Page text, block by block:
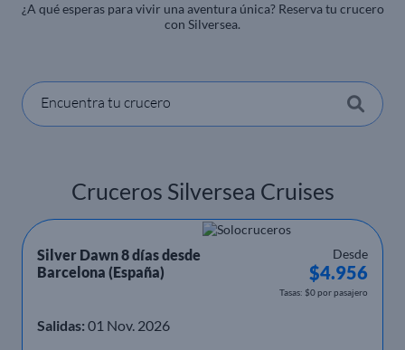
¿A qué esperas para vivir una aventura única? Reserva tu crucero
con Silversea.
Encuentra tu crucero
Cruceros Silversea Cruises
Silver Dawn 8 días desde
Barcelona (España)
Desde
$4.956
Tasas: $0 por pasajero
Salidas: 01 Nov. 2026